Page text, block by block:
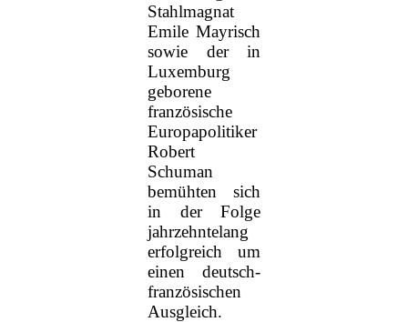
Stahlmagnat
Emile Mayrisch
sowie der in
Luxemburg
geborene
französische
Europapolitiker
Robert
Schuman
bemühten sich
in der Folge
jahrzehntelang
erfolgreich um
einen deutsch-
französischen
Ausgleich.